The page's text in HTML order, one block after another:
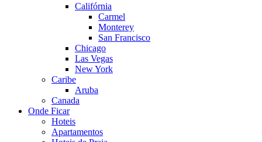
Califórnia
Carmel
Monterey
San Francisco
Chicago
Las Vegas
New York
Caribe
Aruba
Canada
Onde Ficar
Hoteis
Apartamentos